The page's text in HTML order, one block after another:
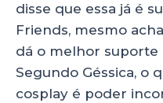
disse que essa já é
Friends, mesmo
dá o melhor suporte
Segundo Géssica, o
cosplay é poder